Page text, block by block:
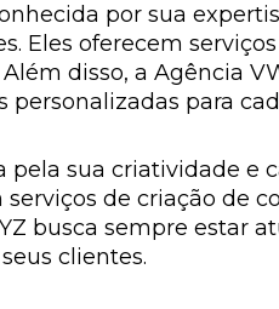
por sua
Eles oferecem
disso, a Agência
para
pela sua criatividade
de criação de
busca sempre estar
clientes.